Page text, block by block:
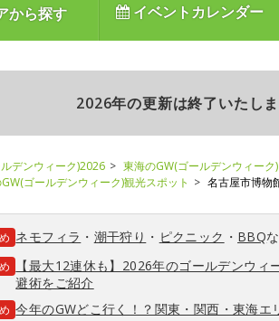
から探す イベントカレンダー
2026年の更新は終了いたし
デンウィーク)2026 東海のGW(ゴールデンウィー
ゴールデンウィーク)観光スポット
名古屋市博物
ネモフィラ ・ 潮干狩り ・ ピクニック ・ BBQ
【最大12連休も】2026年のゴールデンウ
避術をご紹介
今年のGWどこ行く！？関東・関西・東海エ